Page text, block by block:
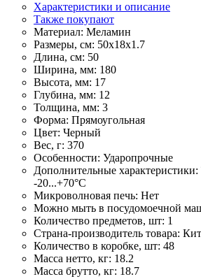
Характеристики и описание
Также покупают
Материал: Меламин
Размеры, см: 50х18х1.7
Длина, см: 50
Ширина, мм: 180
Высота, мм: 17
Глубина, мм: 12
Толщина, мм: 3
Форма: Прямоугольная
Цвет: Черный
Вес, г: 370
Особенности: Ударопрочные
Дополнительные характеристики:
-20...+70°С
Микроволновая печь: Нет
Можно мыть в посудомоечной
Количество предметов, шт: 1
Страна-производитель товара:
Количество в коробке, шт: 48
Масса нетто, кг: 18.2
Масса брутто, кг: 18.7